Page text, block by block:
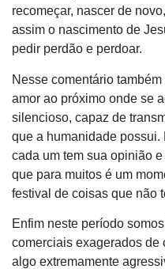
recomeçar, nascer de
assim o nascimento de
pedir perdão e perdoar.
Nesse comentário
amor ao próximo onde se
silencioso, capaz de
que a humanidade possui.
cada um tem sua opinião
que para muitos é um
festival de coisas que não
Enfim neste período
comerciais exagerados de
algo extremamente